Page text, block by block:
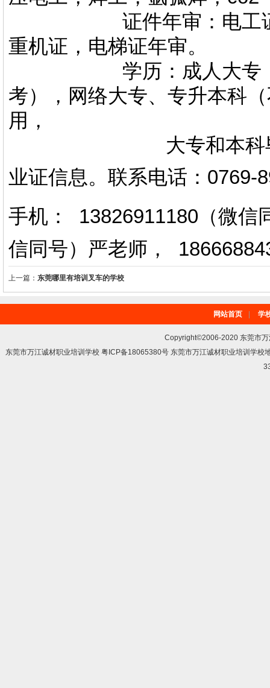
证件年审：电工证，
重机证，电梯证年审。
学历：成人大专，专
考），网络大专、专升本科
用，
大专和本科毕业证
业证信息。 联系电话 ： 0769-
手机： 13826911180（微信
信同号）严老师 ，
上一篇： 东莞哪里有培训叉车的学校
网站首页 学
Copyright©2006-2020 东莞市
东莞市万江诚材职业培训学校 粤ICP备18065380号 东莞市万江诚材职业培训学